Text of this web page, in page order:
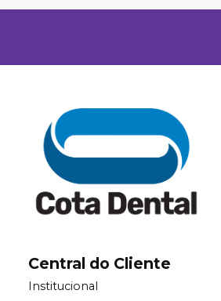
Central do Cliente
Institucional